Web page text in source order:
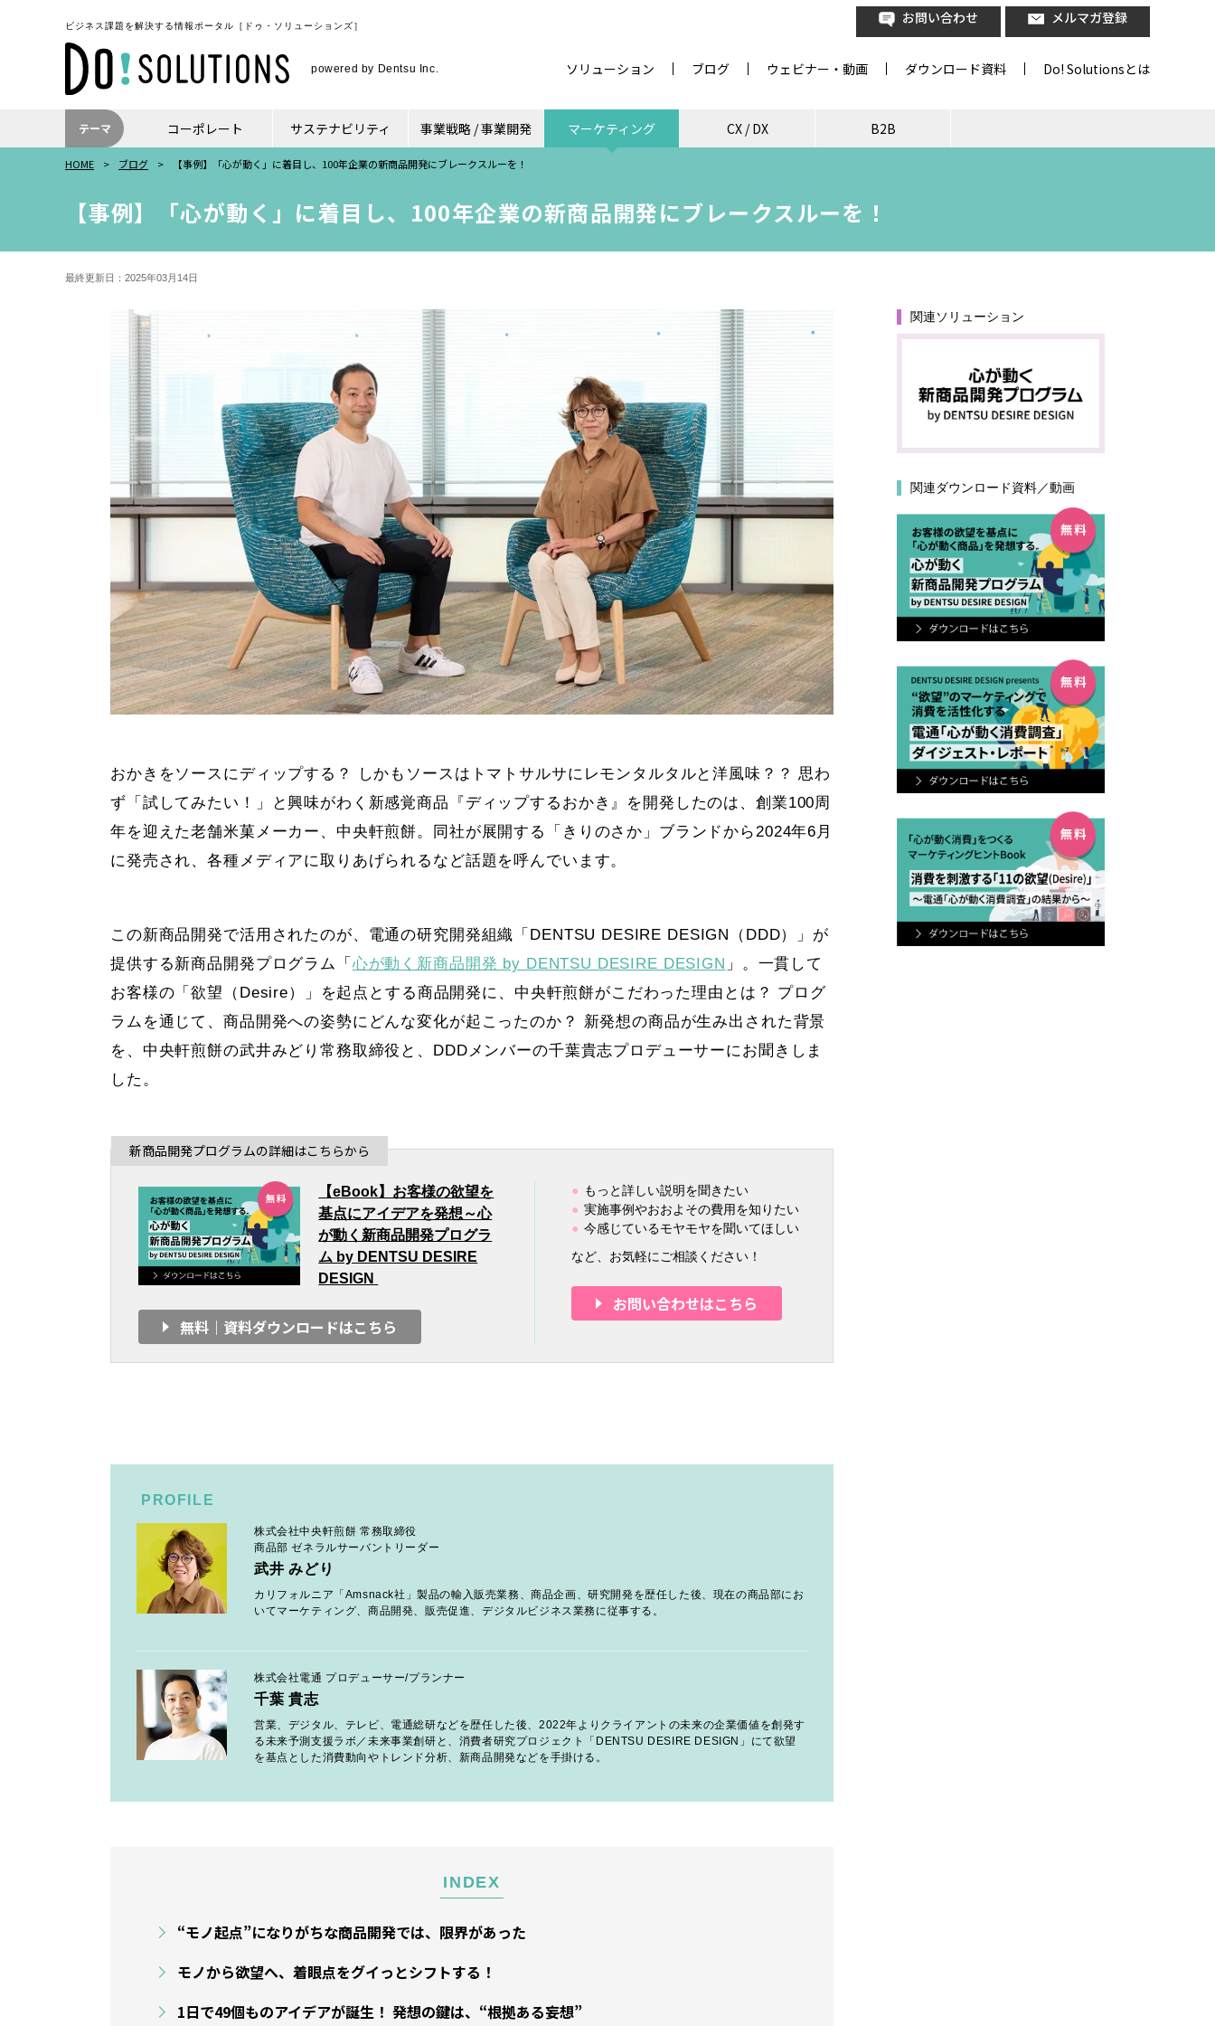
ビジネス課題を解決する情報ポータル ［ドゥ・ソリューションズ］
powered by Dentsu Inc.
お問い合わせ メルマガ登録
ソリューション ブログ ウェビナー・動画 ダウンロード資料 Do! Solutionsとは
テーマ コーポレート サステナビリティ 事業戦略 / 事業開発 マーケティング CX / DX B2B
HOME ブログ 【事例】「心が動く」に着目し、100年企業の新商品開発にブレークスルーを！
【事例】「心が動く」に着目し、100年企業の新商品開発にブレークスルーを！
最終更新日：2025年03月14日
おかきをソースにディップする？ しかもソースはトマトサルサにレモンタルタルと洋風味？？ 思わ
ず「試してみたい！」と興味がわく新感覚商品『ディップするおかき』を開発したのは、創業100周
年を迎えた老舗米菓メーカー、中央軒煎餅。同社が展開する「きりのさか」ブランドから2024年6月
に発売され、各種メディアに取りあげられるなど話題を呼んでいます。
この新商品開発で活用されたのが、電通の研究開発組織「DENTSU DESIRE DESIGN（DDD）」が
提供する新商品開発プログラム「 心が動く新商品開発 by DENTSU DESIRE DESIGN 」。一貫して
お客様の「欲望（Desire）」を起点とする商品開発に、中央軒煎餅がこだわった理由とは？ プログ
ラムを通じて、商品開発への姿勢にどんな変化が起こったのか？ 新発想の商品が生み出された背景
を、中央軒煎餅の武井みどり常務取締役と、DDDメンバーの千葉貴志プロデューサーにお聞きしま
した。
新商品開発プログラムの詳細はこちらから
【eBook】お客様の欲望を
基点にアイデアを発想～心
が動く新商品開発プログラ
ム by DENTSU DESIRE
DESIGN
無料｜資料ダウンロードはこちら
もっと詳しい説明を聞きたい
実施事例やおおよその費用を知りたい
今感じているモヤモヤを聞いてほしい
など、お気軽にご相談ください！
お問い合わせはこちら
PROFILE
株式会社中央軒煎餅 常務取締役
商品部 ゼネラルサーバントリーダー
武井 みどり
カリフォルニア「Amsnack社」製品の輸入販売業務、商品企画、研究開発を歴任した後、現在の商品部にお
いてマーケティング、商品開発、販売促進、デジタルビジネス業務に従事する。
株式会社電通 プロデューサー/プランナー
千葉 貴志
営業、デジタル、テレビ、電通総研などを歴任した後、2022年よりクライアントの未来の企業価値を創発す
る未来予測支援ラボ／未来事業創研と、消費者研究プロジェクト「DENTSU DESIRE DESIGN」にて欲望
を基点とした消費動向やトレンド分析、新商品開発などを手掛ける。
INDEX
“モノ起点”になりがちな商品開発では、限界があった
モノから欲望へ、着眼点をグイっとシフトする！
1日で49個ものアイデアが誕生！ 発想の鍵は、“根拠ある妄想”
関連ソリューション
関連ダウンロード資料／動画